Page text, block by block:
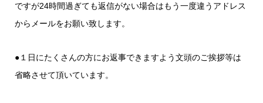
ですが24時間過ぎても返信がない場合はもう一度違うアドレス
からメールをお願い致します。
●１日にたくさんの方にお返事できますよう文頭のご挨拶等は
省略させて頂いています。